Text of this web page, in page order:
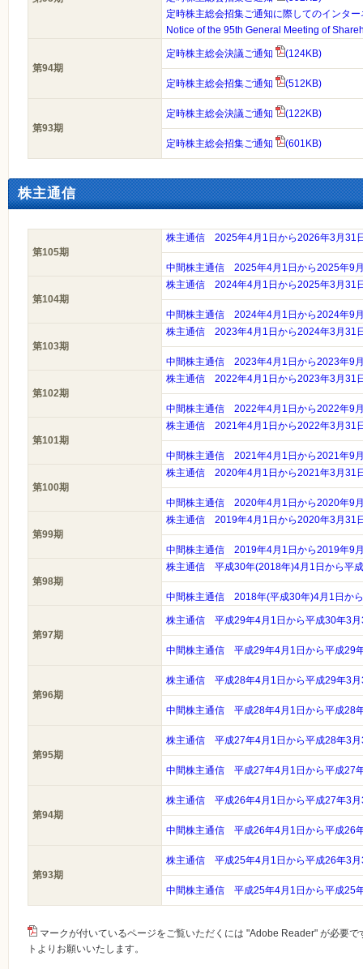
定時株主総会招集ご通知に際してのインタ
Notice of the 95th General Meeting of
第94期
定時株主総会決議ご通知 (124KB)
定時株主総会招集ご通知 (512KB)
第93期
定時株主総会決議ご通知 (122KB)
定時株主総会招集ご通知 (601KB)
株主通信
第105期
株主通信 2025年4月1日から2026年3月31
中間株主通信 2025年4月1日から2025年9
第104期
株主通信 2024年4月1日から2025年3月31
中間株主通信 2024年4月1日から2024年9
第103期
株主通信 2023年4月1日から2024年3月31
中間株主通信 2023年4月1日から2023年9
第102期
株主通信 2022年4月1日から2023年3月31
中間株主通信 2022年4月1日から2022年9
第101期
株主通信 2021年4月1日から2022年3月31
中間株主通信 2021年4月1日から2021年9
第100期
株主通信 2020年4月1日から2021年3月31
中間株主通信 2020年4月1日から2020年9
第99期
株主通信 2019年4月1日から2020年3月31
中間株主通信 2019年4月1日から2019年9
第98期
株主通信 平成30年(2018年)4月1日から平
中間株主通信 2018年(平成30年)4月1日か
第97期
株主通信 平成29年4月1日から平成30年3
中間株主通信 平成29年4月1日から平成29
第96期
株主通信 平成28年4月1日から平成29年3
中間株主通信 平成28年4月1日から平成28
第95期
株主通信 平成27年4月1日から平成28年3
中間株主通信 平成27年4月1日から平成27
第94期
株主通信 平成26年4月1日から平成27年3
中間株主通信 平成26年4月1日から平成26
第93期
株主通信 平成25年4月1日から平成26年3
中間株主通信 平成25年4月1日から平成25
マークが付いているページをご覧いただくには "Adobe Reader" が必要
トよりお願いいたします。